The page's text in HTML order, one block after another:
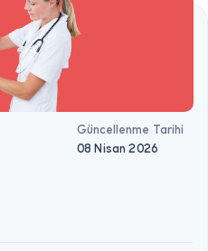
Güncellenme Tarihi
08 Nisan 2026